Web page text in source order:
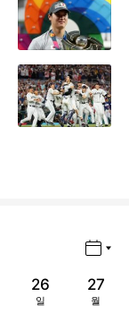
26
일
27
월